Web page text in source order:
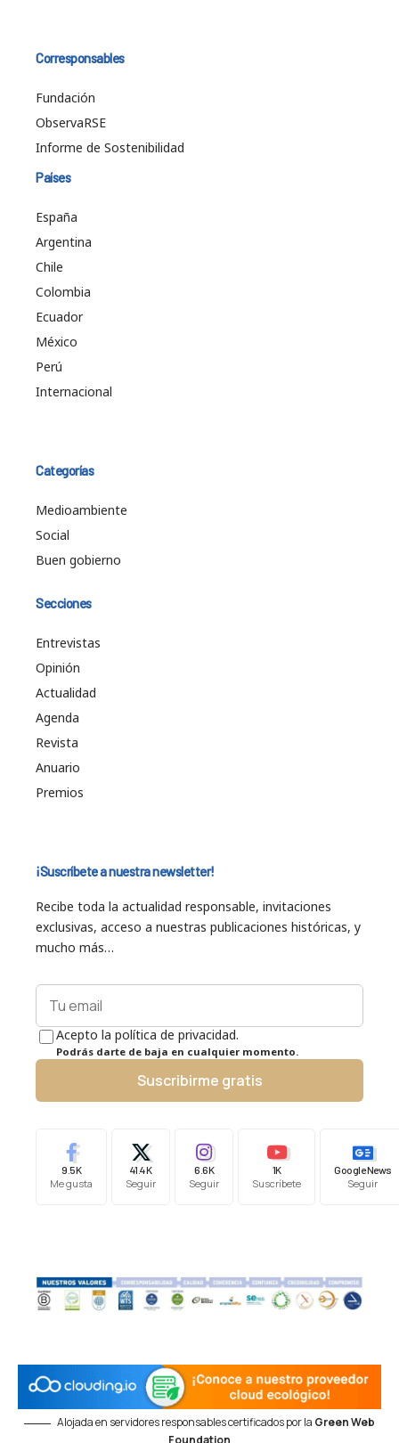
Corresponsables
Fundación
ObservaRSE
Informe de Sostenibilidad
Países
España
Argentina
Chile
Colombia
Ecuador
México
Perú
Internacional
Categorías
Medioambiente
Social
Buen gobierno
Secciones
Entrevistas
Opinión
Actualidad
Agenda
Revista
Anuario
Premios
¡Suscríbete a nuestra newsletter!
Recibe toda la actualidad responsable, invitaciones
exclusivas, acceso a nuestras publicaciones históricas, y
mucho más…
Acepto la política de privacidad.
Podrás darte de baja en cualquier momento.
Suscribirme gratis
9.5K
Me gusta
41.4K
Seguir
6.6K
Seguir
1K
Suscríbete
Google News
Seguir
Alojada en servidores responsables certificados por la Green Web